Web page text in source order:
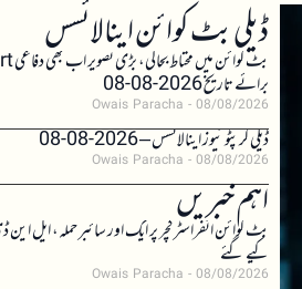
ڈیلی بٹ کوائن اینالائسس
برائے تاریخ 2026-08-08
Owais Paracha 08/08/2026
ڈیلی کرپٹو نیوز اینالائسس – 2026-08-08
Owais Paracha 08/08/2026
اہم خبریں
بٹ کوائن انفراسٹرکچر پر ایک اور سائبر حملہ، ایل
کیے گئے
Owais Paracha 08/08/2026